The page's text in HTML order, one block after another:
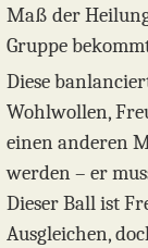
Maß der
Gruppe
Diese
Wohlwollen,
einen anderen
werden – er
Dieser Ball ist
Ausgleichen,